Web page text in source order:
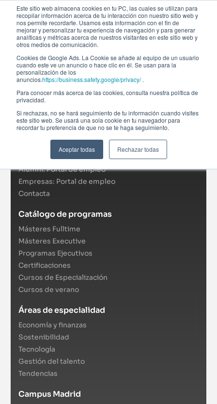
Este sitio web almacena cookies en tu PC, las cuales se utilizan para
recopilar información acerca de tu interacción con nuestro sitio web y
nos permite recordarte. Usamos esta información con el fin de
mejorar y personalizar tu experiencia de navegación y para generar
analíticas y métricas acerca de nuestros visitantes en este sitio web y
otros medios de comunicación.
Cookies de Google Ads. La Cookie se añade al equipo de un usuario
cuando este ve un anuncio o hace clic en él. Se usan para la
personalización de los
anuncios.https://business.safety.google/privacy/.
Para conocer más acerca de las cookies, consulta nuestra política de
privacidad.
Si rechazas, no se hará seguimiento de tu información cuando visites
este sitio web. Se usará una sola cookie en tu navegador para
recordar tu preferencia de que no se te haga seguimiento.
Aceptar todas Rechazar todas
Afi Global Education
Sobre nosotros
RSC
Campus virtual
Alumni: Portal de empleo
Empresas: Portal de empleo
Contacta
Catálogo de programas
Másteres Fulltime
Másteres Executive
Programas Ejecutivos
Certificaciones
Cursos de Especialización
Cursos de verano
Áreas de especialidad
Economía y finanzas
Sostenibilidad
Tecnología
Gestión del talento
Tendencias
Campus Madrid